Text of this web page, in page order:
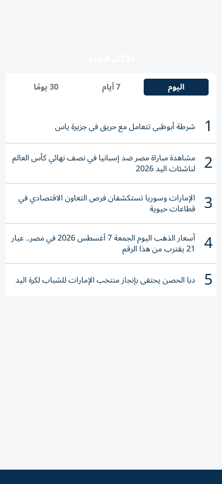
اليوم 7 أيام 30 يومًا
1 شرطة أبوظبي تتعامل مع حريق في جزيرة ياس
2 مشاهدة مباراة مصر ضد إسبانيا في نصف نهائي كأس العالم
لناشئات اليد 2026
3 الإمارات وسوريا تستكشفان فرص التعاون الاقتصادي في
قطاعات حيوية
4 أسعار الذهب اليوم الجمعة 7 أغسطس 2026 في مصر.. عيار
21 يقترب من هذا الرقم
5 دبا الحصن يحتفي بإنجاز منتخب الإمارات للشباب لكرة اليد